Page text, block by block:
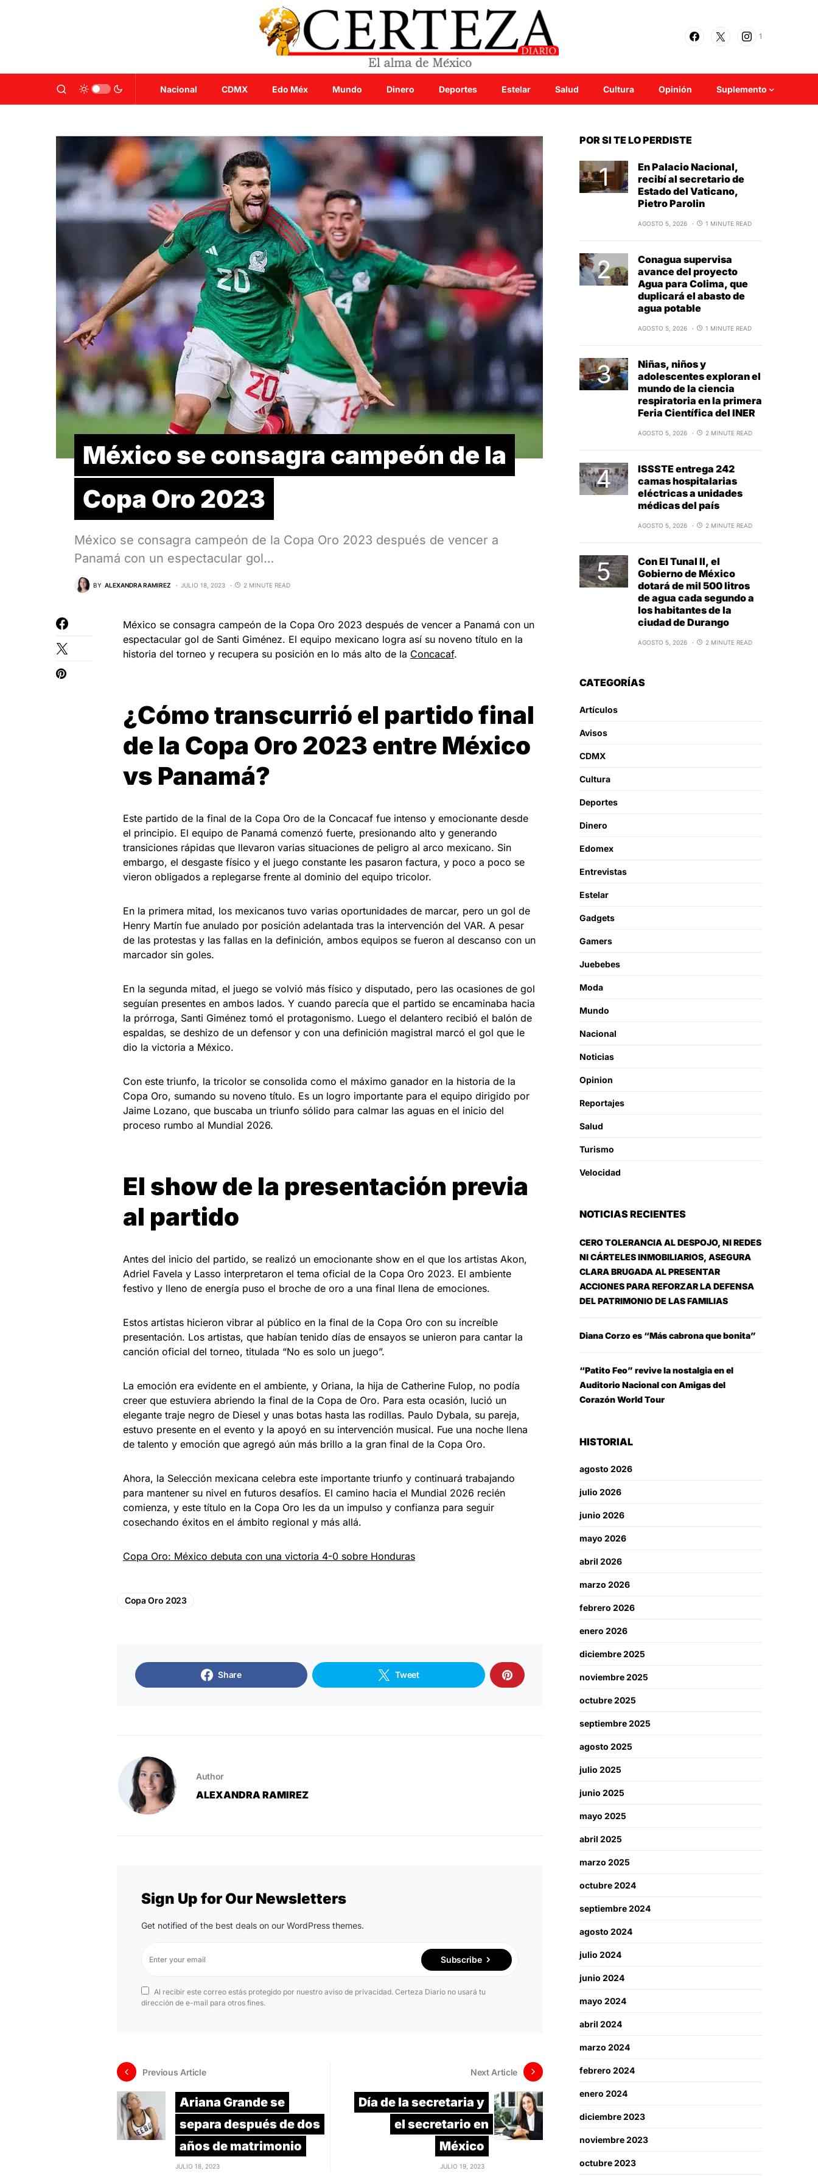
1
Nacional CDMX Edo Méx Mundo Dinero Deportes Estelar Salud Cultura Opinión Suplemento
México se consagra campeón de la
Copa Oro 2023
México se consagra campeón de la Copa Oro 2023 después de vencer a
Panamá con un espectacular gol…
BY ALEXANDRA RAMIREZ JULIO 18, 2023 2 MINUTE READ
México se consagra campeón de la Copa Oro 2023 después de vencer a Panamá con un
espectacular gol de Santi Giménez. El equipo mexicano logra así su noveno título en la
historia del torneo y recupera su posición en lo más alto de la Concacaf.
¿Cómo transcurrió el partido final
de la Copa Oro 2023 entre México
vs Panamá?
Este partido de la final de la Copa Oro de la Concacaf fue intenso y emocionante desde
el principio. El equipo de Panamá comenzó fuerte, presionando alto y generando
transiciones rápidas que llevaron varias situaciones de peligro al arco mexicano. Sin
embargo, el desgaste físico y el juego constante les pasaron factura, y poco a poco se
vieron obligados a replegarse frente al dominio del equipo tricolor.
En la primera mitad, los mexicanos tuvo varias oportunidades de marcar, pero un gol de
Henry Martín fue anulado por posición adelantada tras la intervención del VAR. A pesar
de las protestas y las fallas en la definición, ambos equipos se fueron al descanso con un
marcador sin goles.
En la segunda mitad, el juego se volvió más físico y disputado, pero las ocasiones de gol
seguían presentes en ambos lados. Y cuando parecía que el partido se encaminaba hacia
la prórroga, Santi Giménez tomó el protagonismo. Luego el delantero recibió el balón de
espaldas, se deshizo de un defensor y con una definición magistral marcó el gol que le
dio la victoria a México.
Con este triunfo, la tricolor se consolida como el máximo ganador en la historia de la
Copa Oro, sumando su noveno título. Es un logro importante para el equipo dirigido por
Jaime Lozano, que buscaba un triunfo sólido para calmar las aguas en el inicio del
proceso rumbo al Mundial 2026.
El show de la presentación previa
al partido
Antes del inicio del partido, se realizó un emocionante show en el que los artistas Akon,
Adriel Favela y Lasso interpretaron el tema oficial de la Copa Oro 2023. El ambiente
festivo y lleno de energía puso el broche de oro a una final llena de emociones.
Estos artistas hicieron vibrar al público en la final de la Copa Oro con su increíble
presentación. Los artistas, que habían tenido días de ensayos se unieron para cantar la
canción oficial del torneo, titulada “No es solo un juego”.
La emoción era evidente en el ambiente, y Oriana, la hija de Catherine Fulop, no podía
creer que estuviera abriendo la final de la Copa de Oro. Para esta ocasión, lució un
elegante traje negro de Diesel y unas botas hasta las rodillas. Paulo Dybala, su pareja,
estuvo presente en el evento y la apoyó en su intervención musical. Fue una noche llena
de talento y emoción que agregó aún más brillo a la gran final de la Copa Oro.
Ahora, la Selección mexicana celebra este importante triunfo y continuará trabajando
para mantener su nivel en futuros desafíos. El camino hacia el Mundial 2026 recién
comienza, y este título en la Copa Oro les da un impulso y confianza para seguir
cosechando éxitos en el ámbito regional y más allá.
Copa Oro: México debuta con una victoria 4-0 sobre Honduras
Copa Oro 2023
Share Tweet
Author
ALEXANDRA RAMIREZ
Sign Up for Our Newsletters
Get notified of the best deals on our WordPress themes.
Subscribe
Al recibir este correo estás protegido por nuestro aviso de privacidad. Certeza Diario no usará tu
dirección de e-mail para otros fines.
Previous Article
Ariana Grande se
separa después de dos
años de matrimonio
JULIO 18, 2023
Next Article
Día de la secretaria y
el secretario en
México
JULIO 19, 2023
POR SI TE LO PERDISTE
En Palacio Nacional,
recibí al secretario de
Estado del Vaticano,
Pietro Parolin
AGOSTO 5, 2026 1 MINUTE READ
Conagua supervisa
avance del proyecto
Agua para Colima, que
duplicará el abasto de
agua potable
AGOSTO 5, 2026 1 MINUTE READ
Niñas, niños y
adolescentes exploran el
mundo de la ciencia
respiratoria en la primera
Feria Científica del INER
AGOSTO 5, 2026 2 MINUTE READ
ISSSTE entrega 242
camas hospitalarias
eléctricas a unidades
médicas del país
AGOSTO 5, 2026 2 MINUTE READ
Con El Tunal II, el
Gobierno de México
dotará de mil 500 litros
de agua cada segundo a
los habitantes de la
ciudad de Durango
AGOSTO 5, 2026 2 MINUTE READ
CATEGORÍAS
Artículos
Avisos
CDMX
Cultura
Deportes
Dinero
Edomex
Entrevistas
Estelar
Gadgets
Gamers
Juebebes
Moda
Mundo
Nacional
Noticias
Opinion
Reportajes
Salud
Turismo
Velocidad
NOTICIAS RECIENTES
CERO TOLERANCIA AL DESPOJO, NI REDES
NI CÁRTELES INMOBILIARIOS, ASEGURA
CLARA BRUGADA AL PRESENTAR
ACCIONES PARA REFORZAR LA DEFENSA
DEL PATRIMONIO DE LAS FAMILIAS
Diana Corzo es “Más cabrona que bonita”
“Patito Feo” revive la nostalgia en el
Auditorio Nacional con Amigas del
Corazón World Tour
HISTORIAL
agosto 2026
julio 2026
junio 2026
mayo 2026
abril 2026
marzo 2026
febrero 2026
enero 2026
diciembre 2025
noviembre 2025
octubre 2025
septiembre 2025
agosto 2025
julio 2025
junio 2025
mayo 2025
abril 2025
marzo 2025
octubre 2024
septiembre 2024
agosto 2024
julio 2024
junio 2024
mayo 2024
abril 2024
marzo 2024
febrero 2024
enero 2024
diciembre 2023
noviembre 2023
octubre 2023